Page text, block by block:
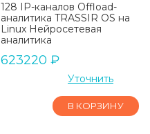
128 IP-каналов Offload-
аналитика TRASSIR OS на
Linux Нейросетевая
аналитика
623220 ₽
Уточнить
В КОРЗИНУ